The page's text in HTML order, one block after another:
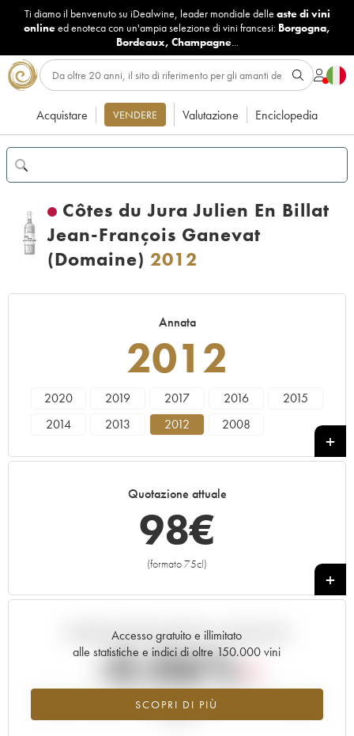
Ti diamo il benvenuto su iDealwine, leader mondiale delle aste di vini
onlineed enoteca con un'ampia selezione di vini francesi: Borgogna,
Bordeaux, Champagne...
Acquistare VENDERE Valutazione Enciclopedia
Côtes du Jura Julien En Billat
Jean-François Ganevat
(Domaine) 2012
Annata
2012
2020 2019 2017 2016
2015
2014
2013 2012 2008
Quotazione attuale
98€
(formato 75cl)
+
Accesso gratuito e illimitato
alle statistiche e indici di oltre 150.000 vini
SCOPRI DI PIÙ
Andamento della quotazione in tempo reale
-0.06%
Tendenza al ribasso per il valore dell'annata 2012 nel 2026 rispetto